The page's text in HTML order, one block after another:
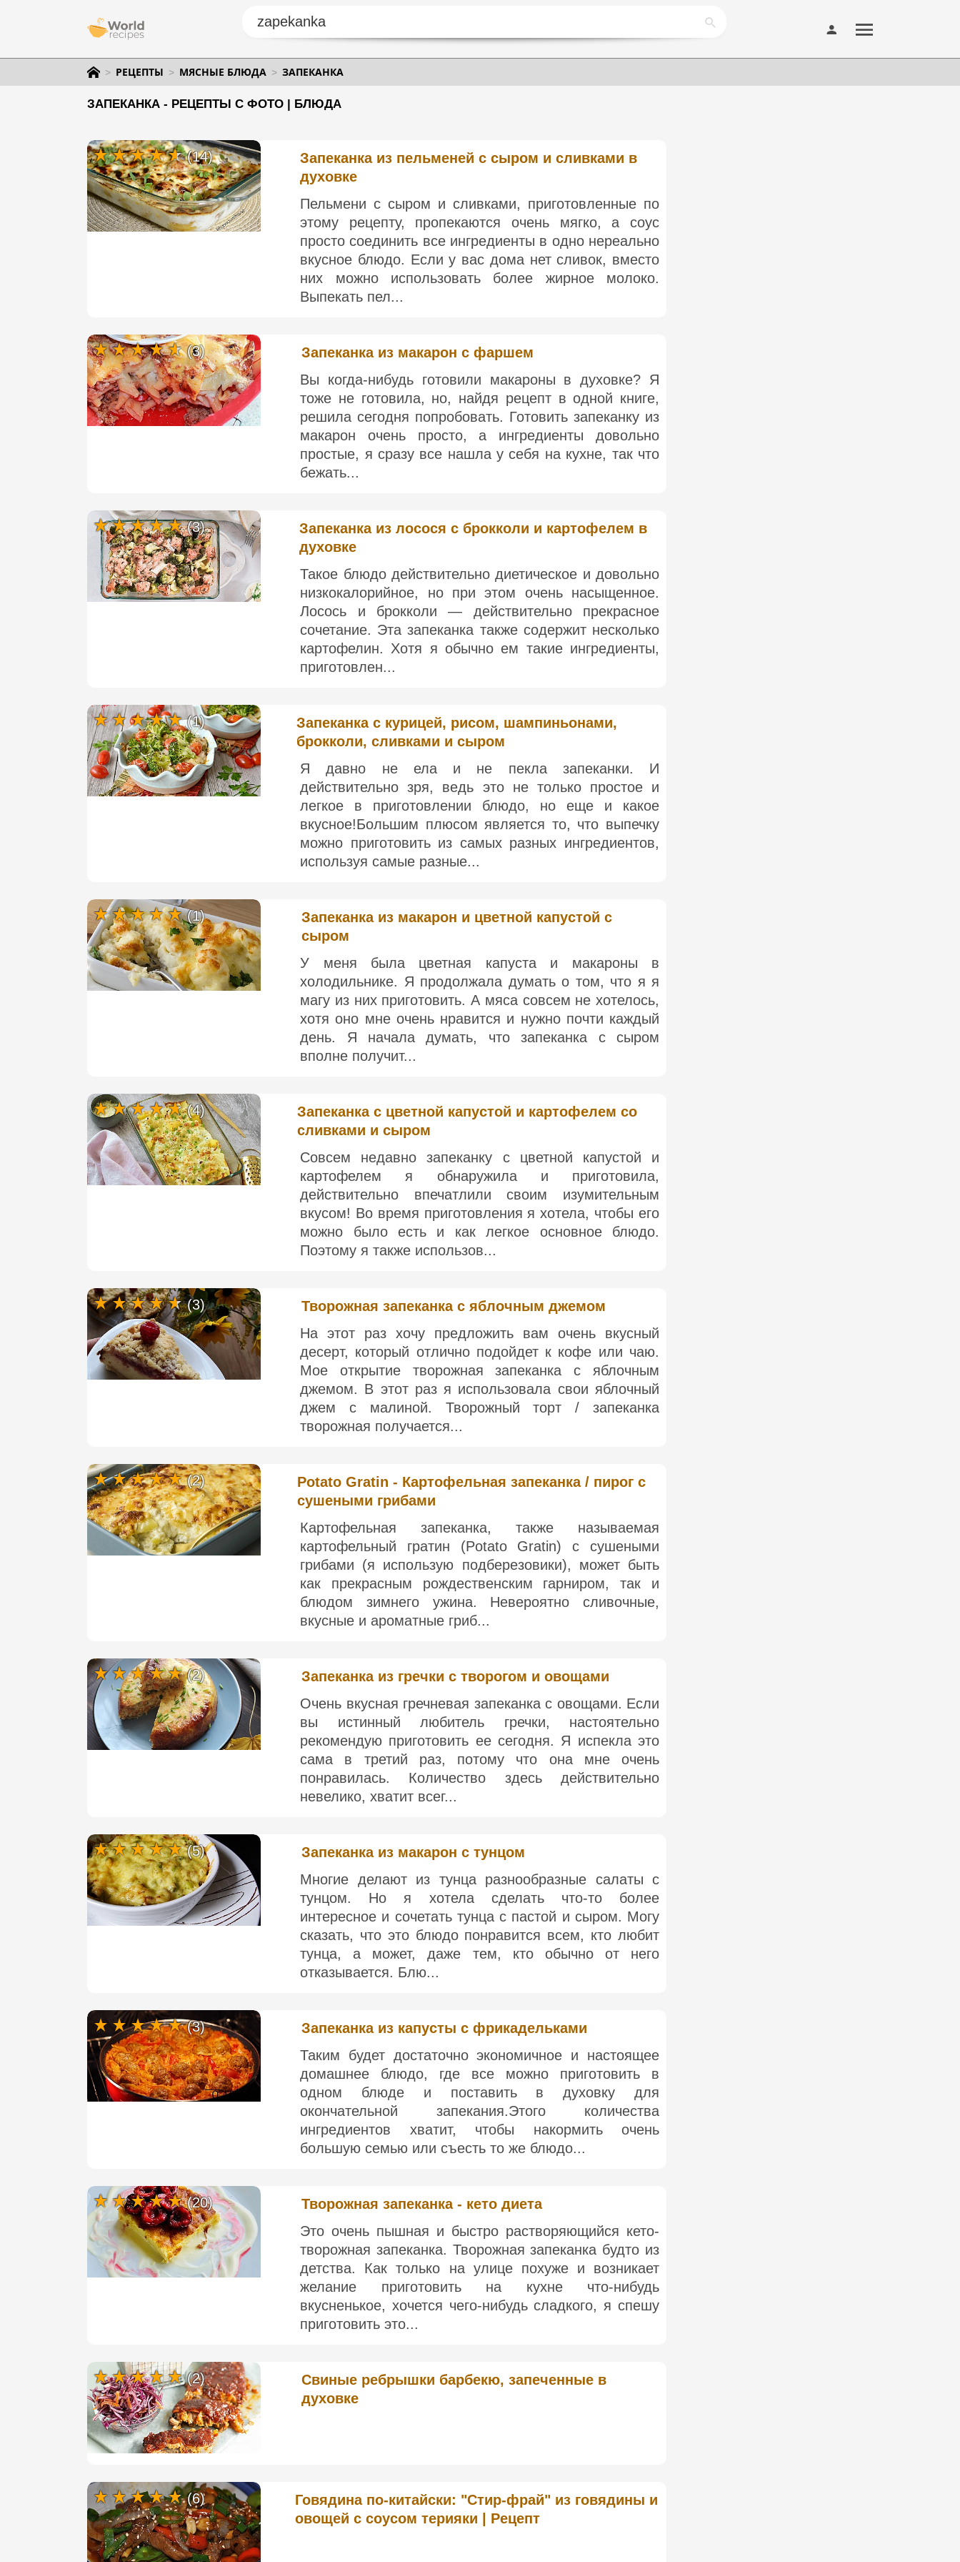
РЕЦЕПТЫ МЯСНЫЕ БЛЮДА ЗАПЕКАНКА
ЗАПЕКАНКА - РЕЦЕПТЫ С ФОТО | БЛЮДА
Запеканка из пельменей с сыром и сливками в
духовке
Пельмени с сыром и сливками, приготовленные по
этому рецепту, пропекаются очень мягко, а соус
просто соединить все ингредиенты в одно нереально
вкусное блюдо. Если у вас дома нет сливок, вместо
них можно использовать более жирное молоко.
Выпекать пел...
(14)
Запеканка из макарон с фаршем
Вы когда-нибудь готовили макароны в духовке? Я
тоже не готовила, но, найдя рецепт в одной книге,
решила сегодня попробовать. Готовить запеканку из
макарон очень просто, а ингредиенты довольно
простые, я сразу все нашла у себя на кухне, так что
бежать...
(3)
Запеканка из лосося с брокколи и картофелем в
духовке
Такое блюдо действительно диетическое и довольно
низкокалорийное, но при этом очень насыщенное.
Лосось и брокколи — действительно прекрасное
сочетание. Эта запеканка также содержит несколько
картофелин. Хотя я обычно ем такие ингредиенты,
приготовлен...
(3)
Запеканка с курицей, рисом, шампиньонами,
брокколи, сливками и сыром
Я давно не ела и не пекла запеканки. И
действительно зря, ведь это не только простое и
легкое в приготовлении блюдо, но еще и какое
вкусное!Большим плюсом является то, что выпечку
можно приготовить из самых разных ингредиентов,
используя самые разные...
(1)
Запеканка из макарон и цветной капустой с
сыром
У меня была цветная капуста и макароны в
холодильнике. Я продолжала думать о том, что я я
магу из них приготовить. А мяса совсем не хотелось,
хотя оно мне очень нравится и нужно почти каждый
день. Я начала думать, что запеканка с сыром
вполне получит...
(1)
Запеканка с цветной капустой и картофелем со
сливками и сыром
Совсем недавно запеканку с цветной капустой и
картофелем я обнаружила и приготовила,
действительно впечатлили своим изумительным
вкусом! Во время приготовления я хотела, чтобы его
можно было есть и как легкое основное блюдо.
Поэтому я также использов...
(4)
Творожная запеканка с яблочным джемом
На этот раз хочу предложить вам очень вкусный
десерт, который отлично подойдет к кофе или чаю.
Мое открытие творожная запеканка с яблочным
джемом. В этот раз я использовала свои яблочный
джем с малиной. Творожный торт / запеканка
творожная получается...
(3)
Potato Gratin - Картофельная запеканка / пирог с
сушеными грибами
Картофельная запеканка, также называемая
картофельный гратин (Potato Gratin) с сушеными
грибами (я использую подберезовики), может быть
как прекрасным рождественским гарниром, так и
блюдом зимнего ужина. Невероятно сливочные,
вкусные и ароматные гриб...
(2)
Запеканка из гречки с творогом и овощами
Очень вкусная гречневая запеканка с овощами. Если
вы истинный любитель гречки, настоятельно
рекомендую приготовить ее сегодня. Я испекла это
сама в третий раз, потому что она мне очень
понравилась. Количество здесь действительно
невелико, хватит всег...
(2)
Запеканка из макарон с тунцом
Многие делают из тунца разнообразные салаты с
тунцом. Но я хотела сделать что-то более
интересное и сочетать тунца с пастой и сыром. Могу
сказать, что это блюдо понравится всем, кто любит
тунца, а может, даже тем, кто обычно от него
отказывается. Блю...
(5)
Запеканка из капусты с фрикадельками
Таким будет достаточно экономичное и настоящее
домашнее блюдо, где все можно приготовить в
одном блюде и поставить в духовку для
окончательной запекания.Этого количества
ингредиентов хватит, чтобы накормить очень
большую семью или съесть то же блюдо...
(3)
Творожная запеканка - кето диета
Это очень пышная и быстро растворяющийся кето-
творожная запеканка. Творожная запеканка будто из
детства. Как только на улице похуже и возникает
желание приготовить на кухне что-нибудь
вкусненькое, хочется чего-нибудь сладкого, я спешу
приготовить это...
(20)
Свиные ребрышки барбекю, запеченные в
духовке
(2)
Говядина по-китайски: "Стир-фрай" из говядины и
овощей с соусом терияки | Рецепт
(6)